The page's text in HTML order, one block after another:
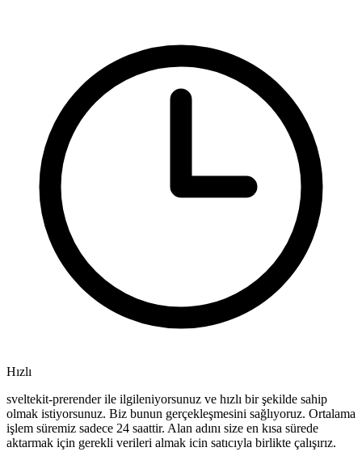
Hızlı
sveltekit-prerender ile ilgileniyorsunuz ve hızlı bir şekilde sahip
olmak istiyorsunuz. Biz bunun gerçekleşmesini sağlıyoruz. Ortalama
işlem süremiz sadece 24 saattir. Alan adını size en kısa sürede
aktarmak için gerekli verileri almak icin satıcıyla birlikte çalışırız.